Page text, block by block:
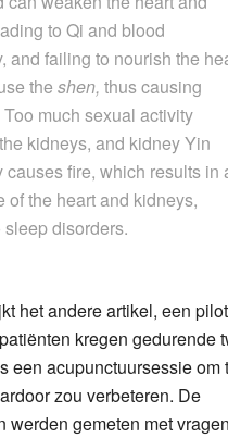
to Qi and blood
and failing to nourish the
the shen, thus causing
much sexual activity
kidneys, and kidney Yin
causes fire, which results in
of the heart and kidneys,
disorders.
het andere artikel, een
kregen gedurende
een acupunctuursessie om
zou verbeteren. De
werden gemeten met